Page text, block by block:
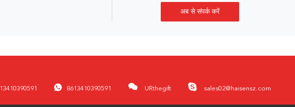
अब से संपर्क करें
13410390591 8613410390591 URthegift sales02@haisensz.com